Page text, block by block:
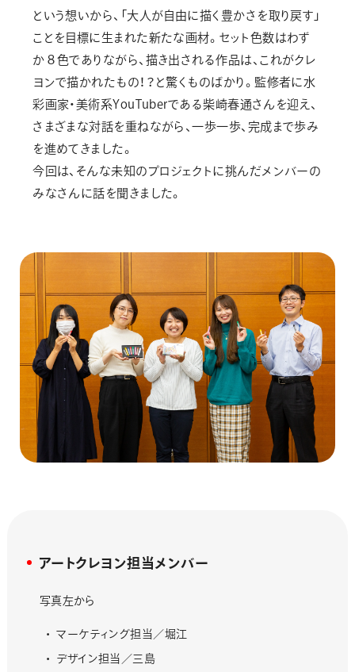
という想いから、「大人が自由に描く豊かさを取り戻す」
ことを目標に生まれた新たな画材。セット色数はわず
か８色でありながら、描き出される作品は、これがクレ
ヨンで描かれたもの！？と驚くものばかり。監修者に水
彩画家・美術系YouTuberである柴崎春通さんを迎え、
さまざまな対話を重ねながら、一歩一歩、完成まで歩み
を進めてきました。
今回は、そんな未知のプロジェクトに挑んだメンバーの
みなさんに話を聞きました。
アートクレヨン担当メンバー
写真左から
マーケティング担当／堀江
デザイン担当／三島